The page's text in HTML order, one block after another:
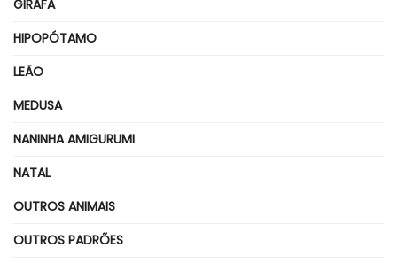
GIRAFA
HIPOPÓTAMO
LEÃO
MEDUSA
NANINHA AMIGURUMI
NATAL
OUTROS ANIMAIS
OUTROS PADRÕES